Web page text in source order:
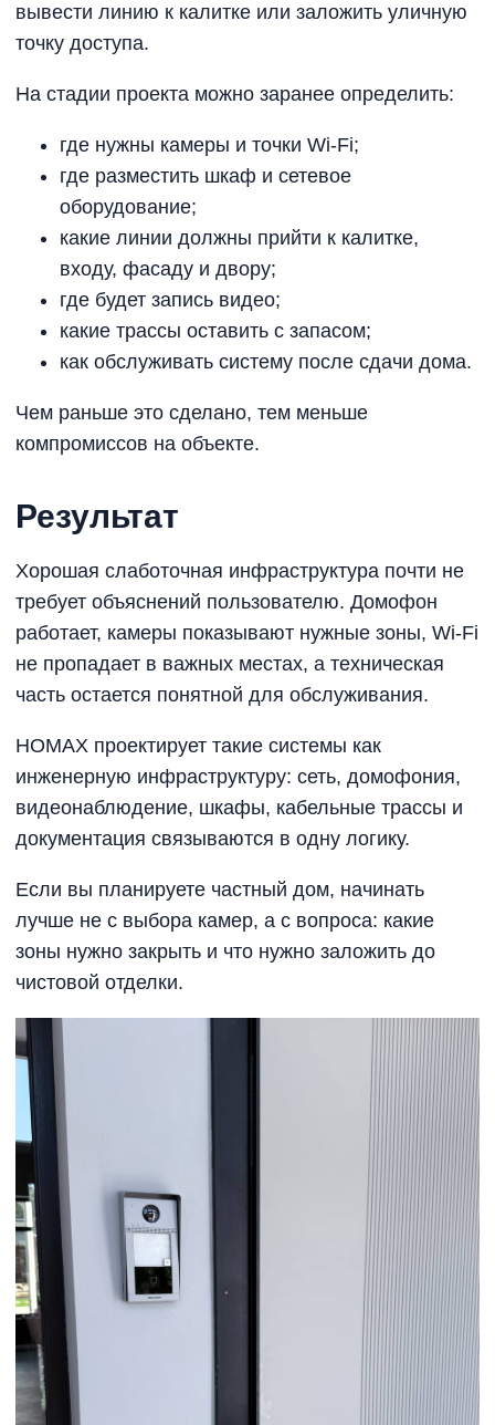
вывести линию к калитке или заложить уличную
точку доступа.
На стадии проекта можно заранее определить:
где нужны камеры и точки Wi-Fi;
где разместить шкаф и сетевое
оборудование;
какие линии должны прийти к калитке,
входу, фасаду и двору;
где будет запись видео;
какие трассы оставить с запасом;
как обслуживать систему после сдачи дома.
Чем раньше это сделано, тем меньше
компромиссов на объекте.
Результат
Хорошая слаботочная инфраструктура почти не
требует объяснений пользователю. Домофон
работает, камеры показывают нужные зоны, Wi-Fi
не пропадает в важных местах, а техническая
часть остается понятной для обслуживания.
HOMAX проектирует такие системы как
инженерную инфраструктуру: сеть, домофония,
видеонаблюдение, шкафы, кабельные трассы и
документация связываются в одну логику.
Если вы планируете частный дом, начинать
лучше не с выбора камер, а с вопроса: какие
зоны нужно закрыть и что нужно заложить до
чистовой отделки.